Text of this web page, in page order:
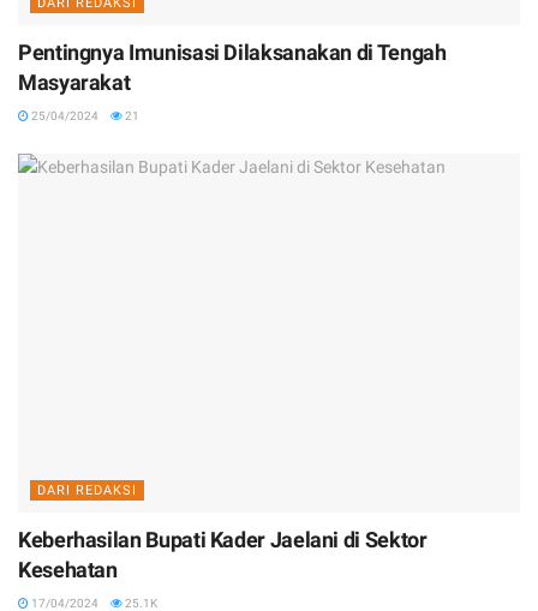
Pentingnya Imunisasi Dilaksanakan di Tengah
Masyarakat
25/04/2024 21
DARI REDAKSI
Keberhasilan Bupati Kader Jaelani di Sektor
Kesehatan
17/04/2024 25.1K